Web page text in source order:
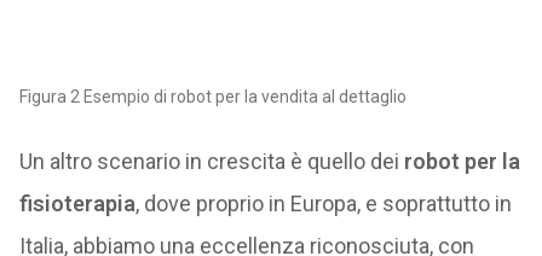
Figura 2 Esempio di robot per la vendita al dettaglio
Un altro scenario in crescita è quello dei robot per la
fisioterapia, dove proprio in Europa, e soprattutto in
Italia, abbiamo una eccellenza riconosciuta, con